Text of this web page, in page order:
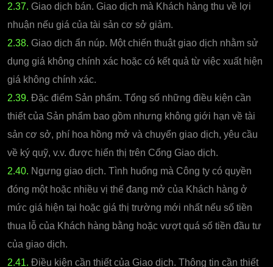
2.37. Giao dịch bán. Giao dịch mà Khách hàng thu về lợi
nhuận nếu giá của tài sản cơ sở giảm.
2.38. Giao dịch ẩn núp. Một chiến thuật giao dịch nhằm sử
dụng giá không chính xác hoặc có kết quả từ việc xuất hiện
giá không chính xác.
2.39. Đặc điểm Sản phẩm. Tổng số những điều kiện cần
thiết của Sản phẩm bao gồm nhưng không giới hạn về tài
sản cơ sở, phí hoa hồng mở và chuyển giao dịch, yêu cầu
về ký quỹ, v.v. được hiển thị trên Cổng Giao dịch.
2.40. Ngưng giao dịch. Tình huống mà Công ty có quyền
đóng một hoặc nhiều vị thế đang mở của Khách hàng ở
mức giá hiện tại hoặc giá thị trường mới nhất nếu số tiền
thua lỗ của Khách hàng bằng hoặc vượt quá số tiền đầu tư
của giao dịch.
2.41. Điều kiện cần thiết của Giao dịch. Thông tin cần thiết